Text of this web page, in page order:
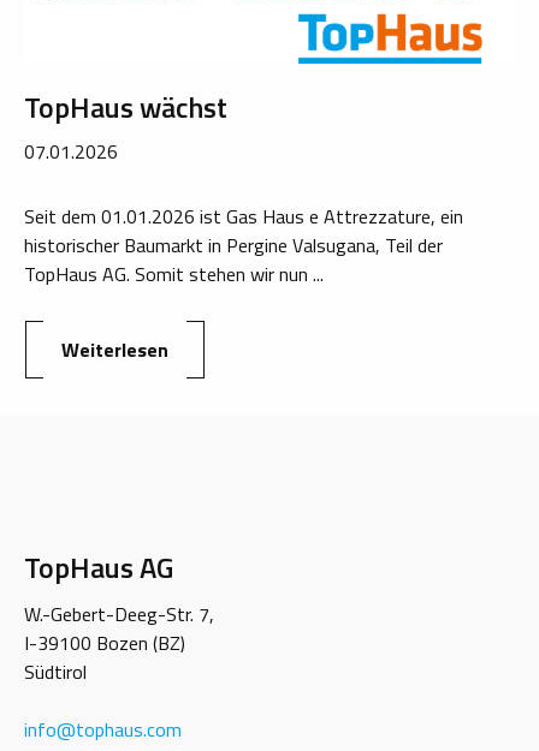
TopHaus wächst
07.01.2026
Seit dem 01.01.2026 ist Gas Haus e Attrezzature, ein
historischer Baumarkt in Pergine Valsugana, Teil der
TopHaus AG. Somit stehen wir nun ...
Weiterlesen
TopHaus AG
W.-Gebert-Deeg-Str. 7,
I-39100 Bozen (BZ)
Südtirol
info@tophaus.com